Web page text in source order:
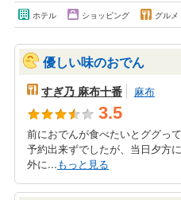
ホテル ショッピング グル
優しい味のおでん
すぎ乃 麻布十番 麻布
3.5
前におでんが食べたいとググっ
予約出来ずでしたが、当日夕方
外に...もっと見る